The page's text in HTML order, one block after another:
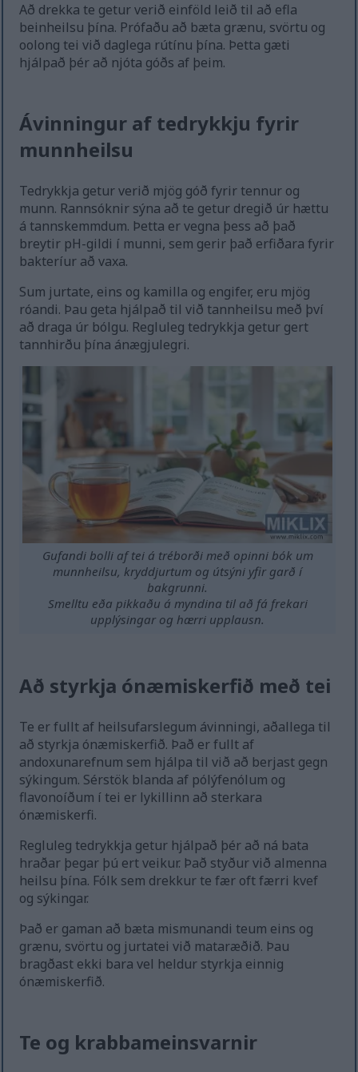
Að drekka te getur verið einföld leið til að efla
beinheilsu þína. Prófaðu að bæta grænu, svörtu og
oolong tei við daglega rútínu þína. Þetta gæti
hjálpað þér að njóta góðs af þeim.
Ávinningur af tedrykkju fyrir
munnheilsu
Tedrykkja getur verið mjög góð fyrir tennur og
munn. Rannsóknir sýna að te getur dregið úr hættu
á tannskemmdum. Þetta er vegna þess að það
breytir pH-gildi í munni, sem gerir það erfiðara fyrir
bakteríur að vaxa.
Sum jurtate, eins og kamilla og engifer, eru mjög
róandi. Þau geta hjálpað til við tannheilsu með því
að draga úr bólgu. Regluleg tedrykkja getur gert
tannhirðu þína ánægjulegri.
Gufandi bolli af tei á tréborði með opinni bók um
munnheilsu, kryddjurtum og útsýni yfir garð í
bakgrunni.
Smelltu eða pikkaðu á myndina til að fá frekari
upplýsingar og hærri upplausn.
Að styrkja ónæmiskerfið með tei
Te er fullt af heilsufarslegum ávinningi, aðallega til
að styrkja ónæmiskerfið. Það er fullt af
andoxunarefnum sem hjálpa til við að berjast gegn
sýkingum. Sérstök blanda af pólýfenólum og
flavonoíðum í tei er lykillinn að sterkara
ónæmiskerfi.
Regluleg tedrykkja getur hjálpað þér að ná bata
hraðar þegar þú ert veikur. Það styður við almenna
heilsu þína. Fólk sem drekkur te fær oft færri kvef
og sýkingar.
Það er gaman að bæta mismunandi teum eins og
grænu, svörtu og jurtatei við mataræðið. Þau
bragðast ekki bara vel heldur styrkja einnig
ónæmiskerfið.
Te og krabbameinsvarnir